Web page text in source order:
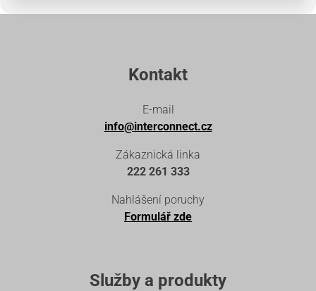
Kontakt
E-mail
info@interconnect.cz
Zákaznická linka
222 261 333
Nahlášení poruchy
Formulář zde
Služby a produkty